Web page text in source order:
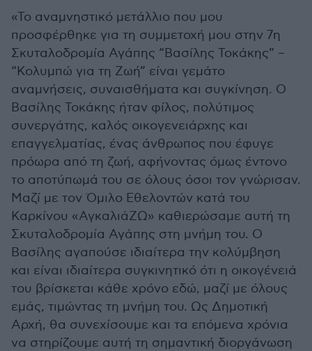
«Το αναμνηστικό μετάλλιο που μου
προσφέρθηκε για τη συμμετοχή μου στην 7η
Σκυταλοδρομία Αγάπης “Βασίλης Τοκάκης” –
“Κολυμπώ για τη Ζωή” είναι γεμάτο
αναμνήσεις, συναισθήματα και συγκίνηση. Ο
Βασίλης Τοκάκης ήταν φίλος, πολύτιμος
συνεργάτης, καλός οικογενειάρχης και
επαγγελματίας, ένας άνθρωπος που έφυγε
πρόωρα από τη ζωή, αφήνοντας όμως έντονο
το αποτύπωμά του σε όλους όσοι τον γνώρισαν.
Μαζί με τον Όμιλο Εθελοντών κατά του
Καρκίνου «ΑγκαλιάΖΩ» καθιερώσαμε αυτή τη
Σκυταλοδρομία Αγάπης στη μνήμη του. Ο
Βασίλης αγαπούσε ιδιαίτερα την κολύμβηση
και είναι ιδιαίτερα συγκινητικό ότι η οικογένειά
του βρίσκεται κάθε χρόνο εδώ, μαζί με όλους
εμάς, τιμώντας τη μνήμη του. Ως Δημοτική
Αρχή, θα συνεχίσουμε και τα επόμενα χρόνια
να στηρίζουμε αυτή τη σημαντική διοργάνωση